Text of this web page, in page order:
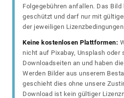
Folgegebühren anfallen. Das
geschützt und darf nur mit
der jeweiligen
Keine kostenlosen Plattformen:
nicht auf Pixabay, Unsplash
Downloadseiten an und haben
Werden Bilder aus unserem
geschieht dies ohne unsere
Download ist kein gültiger